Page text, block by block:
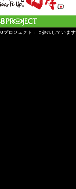
プロジェクト」に参加しています